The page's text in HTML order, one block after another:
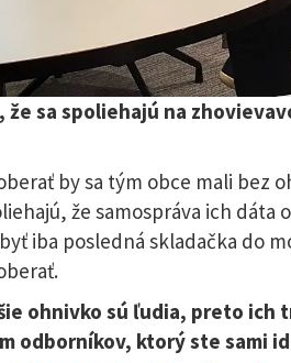
sa spoliehajú na
by sa tým obce mali bez
že samospráva ich dáta
iba posledná skladačka do
ohnivko sú ľudia, preto ich
odborníkov, ktorý ste sami